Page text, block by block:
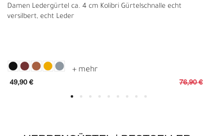
Damen Ledergürtel ca. 4 cm Kolibri Gürtelschnalle echt
versilbert, echt Leder
76,90 €
49,90 €